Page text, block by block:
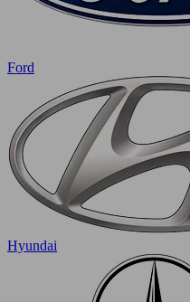
Ford
Hyundai